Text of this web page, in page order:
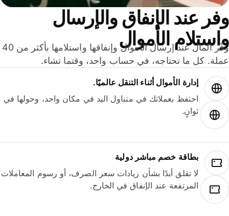
عند الإنفاق والإرسال
الأموال
وفّر المال عند إرسال الأموال وإنفاقها واستلامها بأكثر من 40
كل ما تحتاجه، في حساب واحد، وقتما تشاء.
إدارة الأموال أثناء التنقل عالميًا.
احتفظ بعملاتك في متناول اليد في مكان واحد، وحولها في
ثوانٍ.
بطاقة خصم مباشر دولية
لا تقلق أبدًا بشأن زيادات سعر الصرف، أو رسوم المعاملات
المرتفعة عند الإنفاق في الخارج.